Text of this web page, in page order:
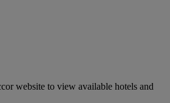
website to view available hotels and